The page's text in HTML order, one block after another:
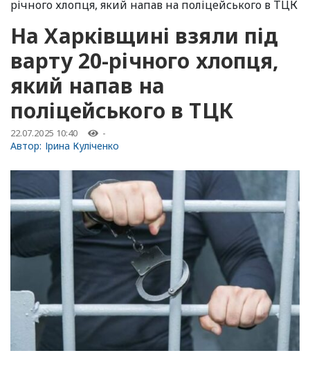
річного хлопця, який напав на поліцейського в ТЦК
На Харківщині взяли під
варту 20-річного хлопця,
який напав на
поліцейського в ТЦК
22.07.2025 10:40 -
Автор: Ірина Куліченко